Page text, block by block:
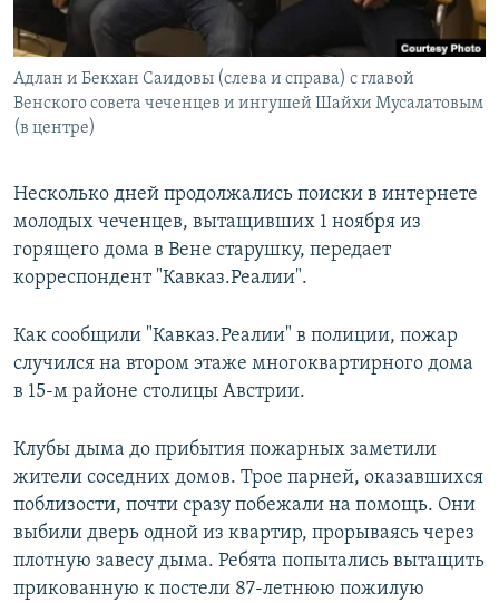
Все сайты РСЕ/РС
Адлан и Бекхан Саидовы (слева и справа) с главой
Венского совета чеченцев и ингушей Шайхи Мусалатовым
(в центре)
Несколько дней продолжались поиски в интернете
молодых чеченцев, вытащивших 1 ноября из
горящего дома в Вене старушку, передает
корреспондент "Кавказ.Реалии".
Как сообщили "Кавказ.Реалии" в полиции, пожар
случился на втором этаже многоквартирного дома
в 15-м районе столицы Австрии.
Клубы дыма до прибытия пожарных заметили
жители соседних домов. Трое парней, оказавшихся
поблизости, почти сразу побежали на помощь. Они
выбили дверь одной из квартир, прорываясь через
плотную завесу дыма. Ребята попытались вытащить
прикованную к постели 87-летнюю пожилую